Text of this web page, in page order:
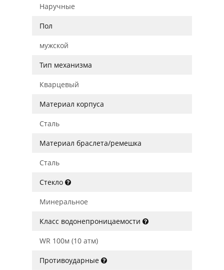
Наручные
Пол
мужской
Тип механизма
Кварцевый
Материал корпуса
Сталь
Материал браслета/ремешка
Сталь
Стекло
Минеральное
Класс водонепроницаемости
WR 100м (10 атм)
Противоударные